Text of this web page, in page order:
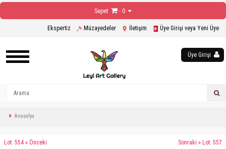
Sepet - 0
Ekspertiz Müzayedeler İletişim Üye Girişi veya Yeni Üye
Üye Girişi
Anasafya
Lot: 554 « Önceki Sonraki » Lot: 557